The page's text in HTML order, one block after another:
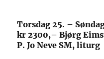
Torsdag 25. –
kr 2300,– Bjørg
P. Jo Neve SM, liturg